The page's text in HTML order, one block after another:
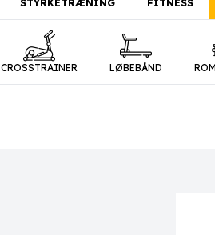
STYRKETRÆNING FITNESS
CROSSTRAINER LØBEBÅND